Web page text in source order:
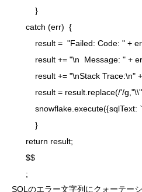
          }
      catch (err)  {
result =  "Failed: Code: " +
result += "\n  Message: " +
result += "\nStack
result = result.replace(/'/
snowflake.execute({sqlText:
          }
      return result;
      $$
SQLのエラー文字列にクォーテー